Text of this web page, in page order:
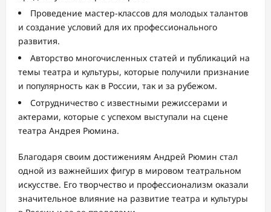
Проведение мастер-классов для молодых талантов
и создание условий для их профессионального
развития.
Авторство многочисленных статей и публикаций на
темы театра и культуры, которые получили признание
и популярность как в России, так и за рубежом.
Сотрудничество с известными режиссерами и
актерами, которые с успехом выступали на сцене
театра Андрея Рюмина.
Благодаря своим достижениям Андрей Рюмин стал
одной из важнейших фигур в мировом театральном
искусстве. Его творчество и профессионализм оказали
значительное влияние на развитие театра и культуры